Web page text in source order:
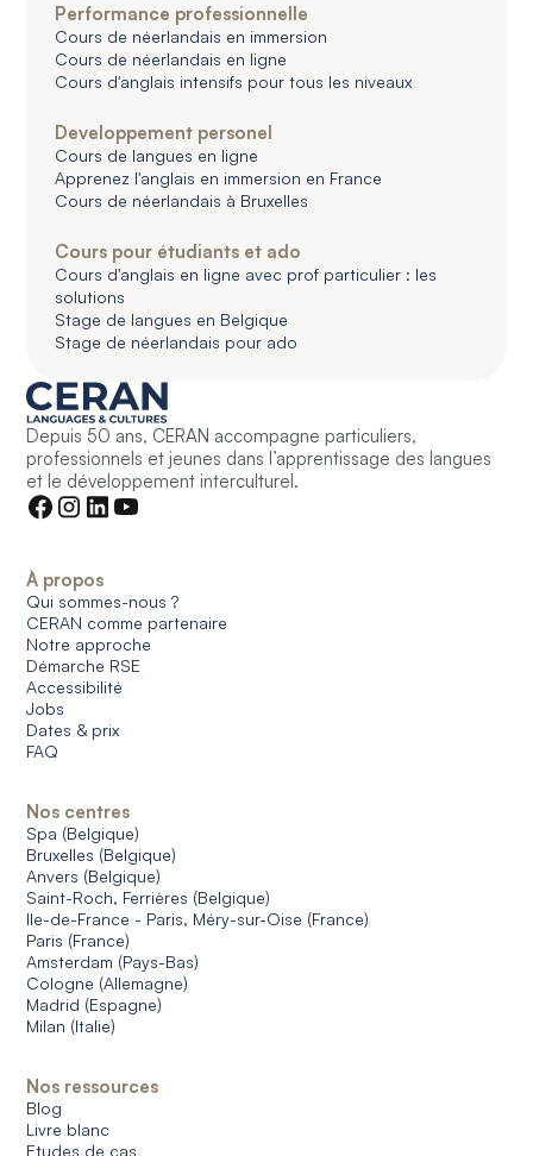
Performance professionnelle
Cours de néerlandais en immersion
Cours de néerlandais en ligne
Cours d'anglais intensifs pour tous les niveaux
Developpement personel
Cours de langues en ligne
Apprenez l'anglais en immersion en France
Cours de néerlandais à Bruxelles
Cours pour étudiants et ado
Cours d'anglais en ligne avec prof particulier : les
solutions
Stage de langues en Belgique
Stage de néerlandais pour ado
Depuis 50 ans, CERAN accompagne particuliers,
professionnels et jeunes dans l’apprentissage des langues
et le développement interculturel.
À propos
Qui sommes-nous ?
CERAN comme partenaire
Notre approche
Démarche RSE
Accessibilité
Jobs
Dates & prix
FAQ
Nos centres
Spa (Belgique)
Bruxelles (Belgique)
Anvers (Belgique)
Saint-Roch, Ferrières (Belgique)
Ile-de-France - Paris, Méry-sur-Oise (France)
Paris (France)
Amsterdam (Pays-Bas)
Cologne (Allemagne)
Madrid (Espagne)
Milan (Italie)
Nos ressources
Blog
Livre blanc
Etudes de cas